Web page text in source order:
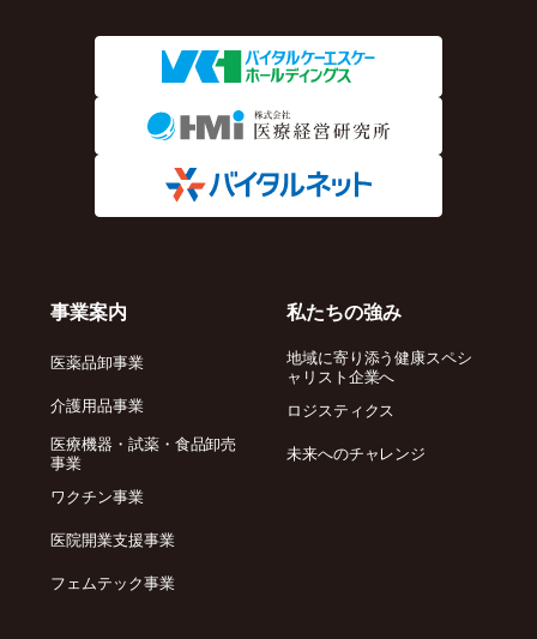
事業案内
医薬品卸事業
介護用品事業
医療機器・試薬・食品卸売
事業
ワクチン事業
医院開業支援事業
フェムテック事業
私たちの強み
地域に寄り添う健康スペシ
ャリスト企業へ
ロジスティクス
未来へのチャレンジ